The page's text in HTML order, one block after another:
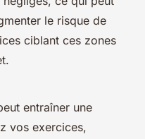
le risque de
ciblant ces zones
entraîner une
vos exercices,